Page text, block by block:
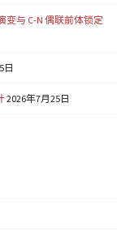
变与 C-N 偶联前体锁定
日
2026年7月25日